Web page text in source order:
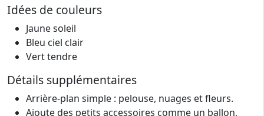
Idées de couleurs
Jaune soleil
Bleu ciel clair
Vert tendre
Détails supplémentaires
Arrière-plan simple : pelouse, nuages et fleurs.
Ajoute des petits accessoires comme un ballon,